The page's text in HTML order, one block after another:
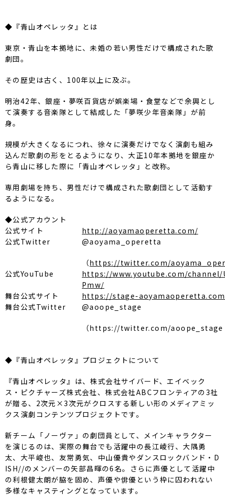
◆『青山オペレッタ』とは
東京・青山を本拠地に、未婚の若い男性だけで構成された歌
劇団。
その歴史は古く、100年以上に及ぶ。
明治42年、銀座・夢咲百貨店が娯楽場・食堂などで余興とし
て演奏する音楽隊として結成した「夢咲少年音楽隊」が前
身。
規模が大きくなるにつれ、徐々に演奏だけでなく演劇も組み
込んだ歌劇の形をとるようになり、大正10年本拠地を銀座か
ら青山に移した際に「青山オペレッタ」と改称。
専用劇場を持ち、男性だけで構成された歌劇団として活動す
るようになる。
◆公式アカウント
公式サイト
http://aoyamaoperetta.com/
公式Twitter
@aoyama_operetta
（https://twitter.com/
公式YouTube
https://www.youtube.com/channel/
Pmw/
舞台公式サイト
https://stage-aoyamaoperetta.com
舞台公式Twitter
@aoope_stage
（https://twitter.com/aoope_stage
◆『青山オペレッタ』プロジェクトについて
『青山オペレッタ』は、株式会社サイバード、エイベック
ス・ピクチャーズ株式会社、株式会社ABCフロンティアの3社
が贈る、2次元×3次元がクロスする新しい形のメディアミッ
クス演劇コンテンツプロジェクトです。
新チーム「ノーヴァ」の劇団員として、メインキャラクター
を演じるのは、実際の舞台でも活躍中の長江崚行、大隅勇
太、大平峻也、友常勇気、中山優貴やダンスロックバンド・D
ISH//のメンバーの矢部昌暉の6名。さらに声優として活躍中
の利根健太朗が脇を固め、声優や俳優という枠に囚われない
多様なキャスティングとなっています。